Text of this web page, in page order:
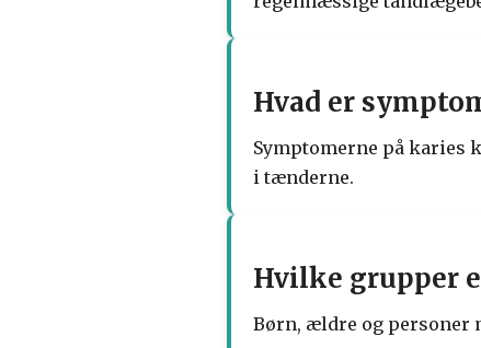
Hvad er
Symptomerne på karies
i tænderne.
Hvilke grupper
Børn, ældre og personer